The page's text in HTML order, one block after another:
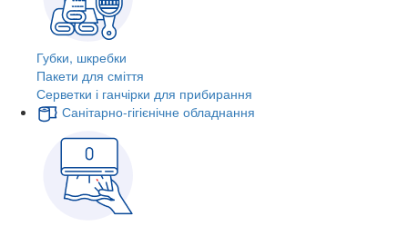
Губки, шкребки
Пакети для сміття
Серветки і ганчірки для прибирання
Санітарно-гігієнічне обладнання